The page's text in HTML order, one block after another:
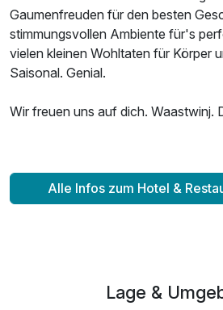
Gaumenfreuden für den besten
stimmungsvollen Ambiente für's
vielen kleinen Wohltaten für Körper
Saisonal. Genial.
Wir freuen uns auf dich. Waastwinj.
Alle Infos zum Hotel &
Lage &